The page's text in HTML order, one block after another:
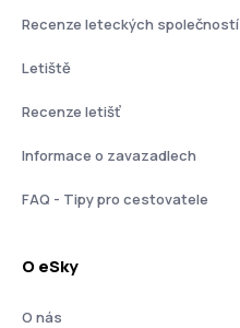
Recenze leteckých společností
Letiště
Recenze letišť
Informace o zavazadlech
FAQ - Tipy pro cestovatele
O eSky
O nás